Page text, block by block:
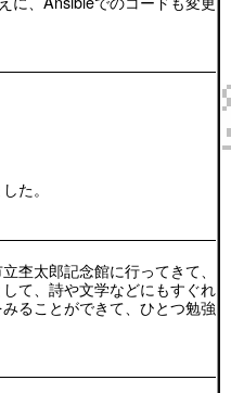
た。
杢太郎記念館に行ってきて、
て、詩や文学などにもすぐれ
ることができて、ひとつ勉強